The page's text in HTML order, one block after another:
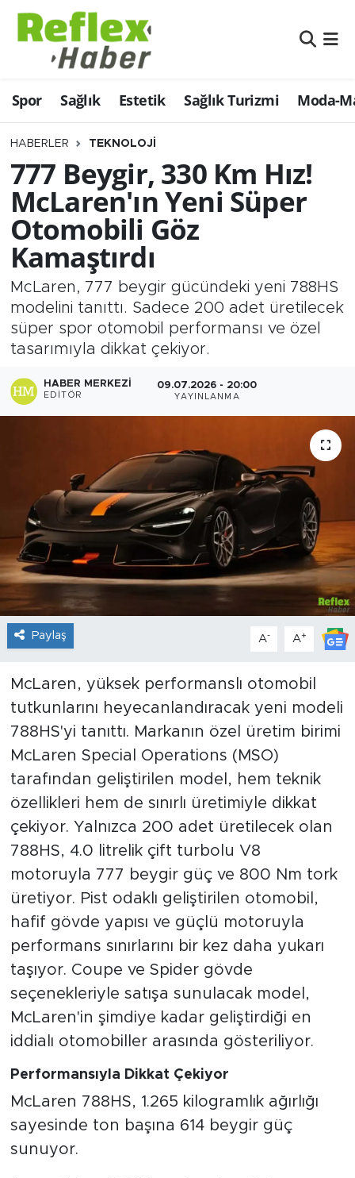
Spor Sağlık Estetik Sağlık Turizmi Moda-
HABERLER TEKNOLOJI
777 Beygir, 330 Km Hız!
McLaren'ın Yeni Süper
Otomobili Göz
Kamaştırdı
McLaren, 777 beygir gücündeki yeni 788HS
modelini tanıttı. Sadece 200 adet üretilecek
süper spor otomobil performansı ve özel
tasarımıyla dikkat çekiyor.
HABER MERKEZI
EDITÖR
09.07.2026 - 20:00
YAYINLANMA
Paylaş A- A+
McLaren, yüksek performanslı otomobil
tutkunlarını heyecanlandıracak yeni modeli
788HS'yi tanıttı. Markanın özel üretim birimi
McLaren Special Operations (MSO)
tarafından geliştirilen model, hem teknik
özellikleri hem de sınırlı üretimiyle dikkat
çekiyor. Yalnızca 200 adet üretilecek olan
788HS, 4.0 litrelik çift turbolu V8
motoruyla 777 beygir güç ve 800 Nm tork
üretiyor. Pist odaklı geliştirilen otomobil,
hafif gövde yapısı ve güçlü motoruyla
performans sınırlarını bir kez daha yukarı
taşıyor. Coupe ve Spider gövde
seçenekleriyle satışa sunulacak model,
McLaren'in şimdiye kadar geliştirdiği en
iddialı otomobiller arasında gösteriliyor.
Performansıyla Dikkat Çekiyor
McLaren 788HS, 1.265 kilogramlık ağırlığı
sayesinde ton başına 614 beygir güç
sunuyor.
Eğitim
Estetik
Firmalardan
Güncel
İş ve Ekonomi
Moda-Magazin-Eğlence
Sağlık
Sağlık Turizmi
Sanat
Nöbetçi Eczaneler
Hava Durumu
Namaz Vakitleri
Trafik Durumu
Şampiyonlar Ligi Puan Durumu ve Fikstür
Tüm Manşetler
Son Dakika Haberleri
Haber Arşivi